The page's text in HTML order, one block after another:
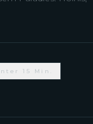
15 Min.